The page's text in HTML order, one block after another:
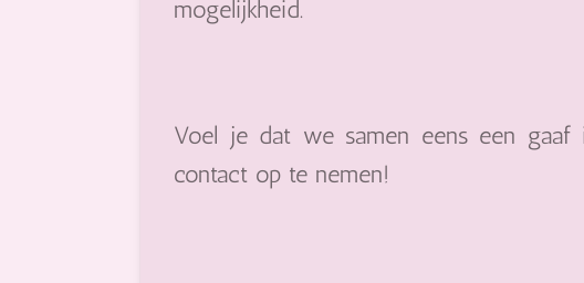
mogelijkheid.
Voel je dat we samen eens een gaaf
contact op te nemen!